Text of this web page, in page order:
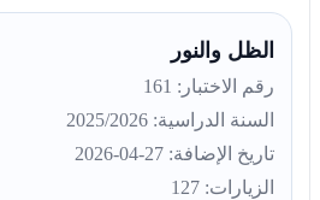
الظل والنور
رقم الاختبار: 161
السنة الدراسية: 2025/2026
تاريخ الإضافة: 27-04-2026
الزيارات: 127